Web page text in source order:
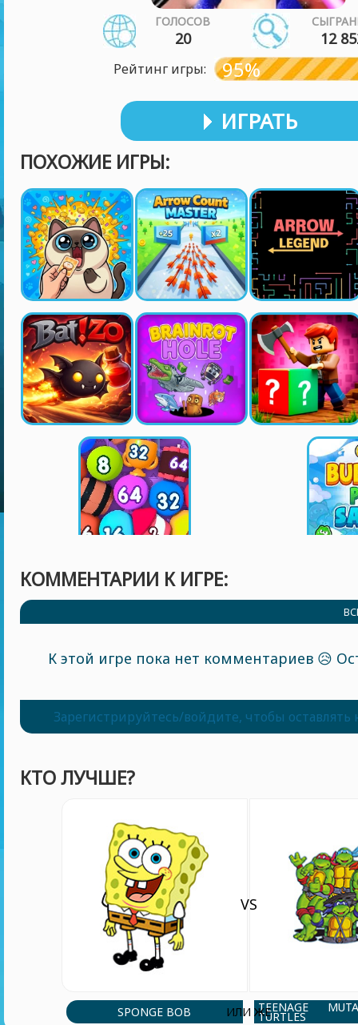
ГОЛОСОВ
20 12
Рейтинг игры: 95%
ИГРАТЬ
ПОХОЖИЕ ИГРЫ:
КОММЕНТАРИИ К ИГРЕ:
К этой игре пока нет комментариев 😥
Зарегистрируйтесь/войдите, чтобы
КТО ЛУЧШЕ?
SPONGE BOB
VS
ИЛИ ЖЕTEENAGE
TURTLES